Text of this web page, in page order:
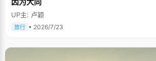
UP主: 卢颖
旅行 • 2026/7/23